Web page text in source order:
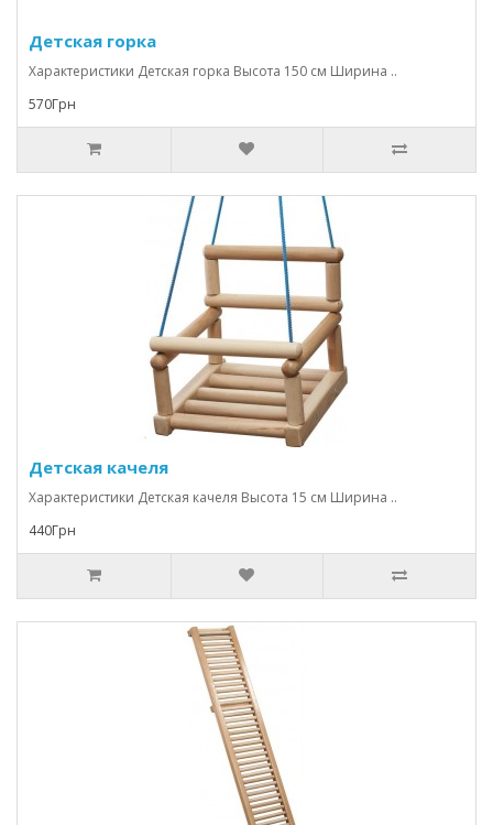
Детская горка
Характеристики Детская горка Высота 150 см Ширина ..
570Грн
Детская качеля
Характеристики Детская качеля Высота 15 см Ширина ..
440Грн